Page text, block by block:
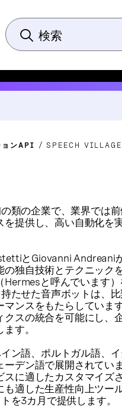
ョンAPI SPEECH VILLAGE
類の企業で、業界では
提供し、高い自動化を
とGiovanni Andreani
独自技術とテクニック
と呼んでいます
たせた音声ボットは、
ンスをもたらしていま
スの統合を可能にし、
す。
ン語、ポルトガル語、
デン語で展開されてい
に適したカスタマイズ
適した生産性向上ツー
を3カ月で提供します。